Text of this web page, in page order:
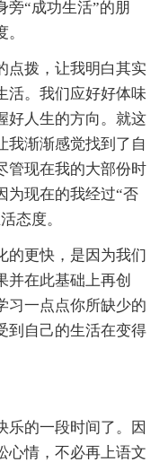
“成功生活”的朋
拨，让我明白其实
活。我们应好好体味
好人生的方向。就这
我渐渐感觉找到了自
管现在我的大部份时
为现在的我经过“否
态度。
更快，是因为我们
并在此基础上再创
习一点点你所缺少的
到自己的生活在变得
的一段时间了。因
心情，不必再上语文